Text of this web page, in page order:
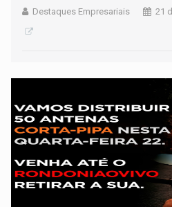
Destaques Empresariais 21